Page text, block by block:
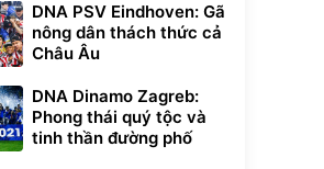
DNA PSV Eindhoven: Gã
nông dân thách thức cả
Châu Âu
DNA Dinamo Zagreb:
Phong thái quý tộc và
tinh thần đường phố